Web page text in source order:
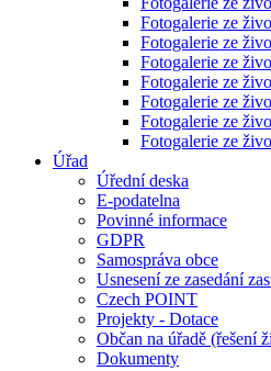
Fotogalerie ze
Fotogalerie ze
Fotogalerie ze
Fotogalerie ze
Fotogalerie ze
Fotogalerie ze
Fotogalerie ze
Úřad
Úřední deska
E-podatelna
Povinné informace
GDPR
Samospráva obce
Usnesení ze zasedání
Czech POINT
Projekty - Dotace
Občan na úřadě (řešení
Dokumenty